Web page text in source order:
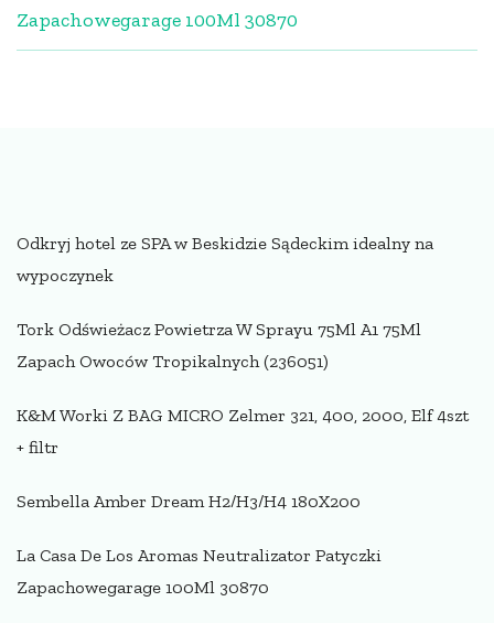
Zapachowegarage 100Ml 30870
Odkryj hotel ze SPA w Beskidzie Sądeckim idealny na
wypoczynek
Tork Odświeżacz Powietrza W Sprayu 75Ml A1 75Ml
Zapach Owoców Tropikalnych (236051)
K&M Worki Z BAG MICRO Zelmer 321, 400, 2000, Elf 4szt
+ filtr
Sembella Amber Dream H2/H3/H4 180X200
La Casa De Los Aromas Neutralizator Patyczki
Zapachowegarage 100Ml 30870